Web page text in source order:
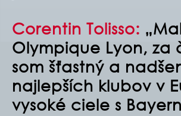
Corentin Tolisso:
Olympique Lyon, za
som šťastný a
najlepších klubov v
vysoké ciele s